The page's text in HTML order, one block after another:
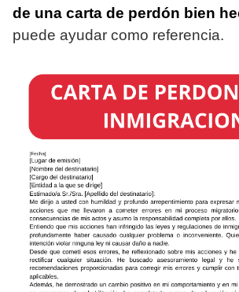
de una carta de perdón bien
puede ayudar como referencia.